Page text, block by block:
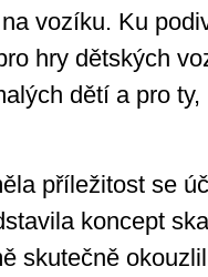
vozíku. Ku
hry dětských
dětí a pro
příležitost se
koncept
skutečně